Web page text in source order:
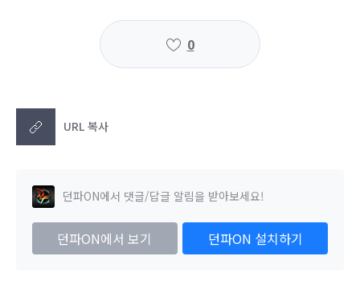
0
URL 복사
던파ON에서 댓글/답글 알림을 받아보세요!
던파ON에서 보기 던파ON 설치하기